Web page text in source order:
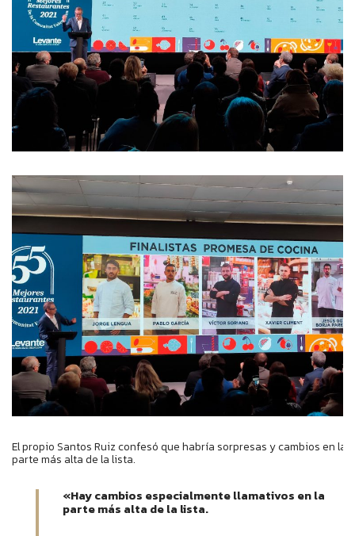
El propio Santos Ruiz confesó que habría sorpresas y cambios en la
parte más alta de la lista.
«Hay cambios especialmente llamativos en la
parte más alta de la lista.